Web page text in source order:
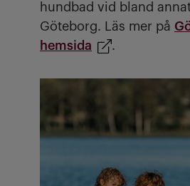
hundbad vid bland
Göteborg. Läs mer på
hemsida
.